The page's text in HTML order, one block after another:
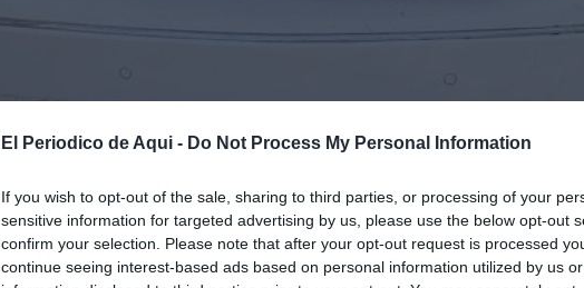
El Periodico de Aqui - Do Not Process My Personal Information
If you wish to opt-out of the sale, sharing to third parties, or processing of your
sensitive information for targeted advertising by us, please use the below opt-out
confirm your selection. Please note that after your opt-out request is processed
continue seeing interest-based ads based on personal information utilized by us